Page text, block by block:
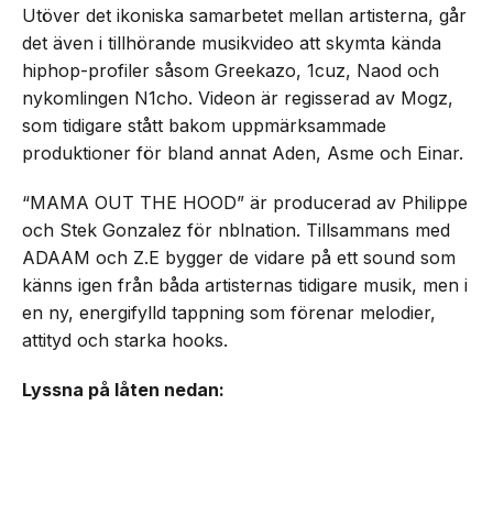
Utöver det ikoniska samarbetet mellan artisterna, går
det även i tillhörande musikvideo att skymta kända
hiphop-profiler såsom Greekazo, 1cuz, Naod och
nykomlingen N1cho. Videon är regisserad av Mogz,
som tidigare stått bakom uppmärksammade
produktioner för bland annat Aden, Asme och Einar.
“MAMA OUT THE HOOD” är producerad av Philippe
och Stek Gonzalez för nblnation. Tillsammans med
ADAAM och Z.E bygger de vidare på ett sound som
känns igen från båda artisternas tidigare musik, men i
en ny, energifylld tappning som förenar melodier,
attityd och starka hooks.
Lyssna på låten nedan: